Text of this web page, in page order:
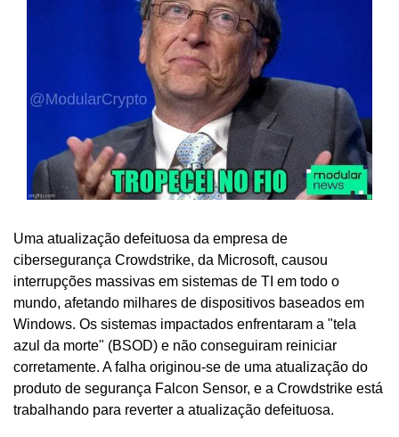
Uma atualização defeituosa da empresa de
cibersegurança Crowdstrike, da Microsoft, causou
interrupções massivas em sistemas de TI em todo o
mundo, afetando milhares de dispositivos baseados em
Windows. Os sistemas impactados enfrentaram a "tela
azul da morte" (BSOD) e não conseguiram reiniciar
corretamente. A falha originou-se de uma atualização do
produto de segurança Falcon Sensor, e a Crowdstrike está
trabalhando para reverter a atualização defeituosa.